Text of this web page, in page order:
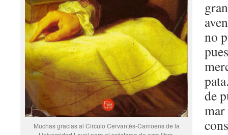
Muchas gracias al Circulo Cervantès-Camoens de la
no
de
mar